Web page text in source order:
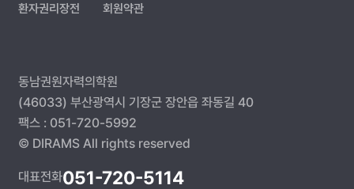
환자권리장전
회원약관
동남권원자력의학원
(46033) 부산광역시 기장군 장안읍 좌동길 40
팩스 : 051-720-5992
© DIRAMS All rights reserved
대표전화051-720-5114